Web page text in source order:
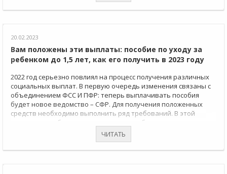
20.02.2023
Вам положены эти выплаты: пособие по уходу за
ребенком до 1,5 лет, как его получить в 2023 году
2022 год серьезно повлиял на процесс получения различных
социальных выплат. В первую очередь изменения связаны с
объединением ФСС И ПФР: теперь выплачивать пособия
будет новое ведомство – СФР. Для получения положенных
средств необходимо выполнить ряд требований. В этой
статье мы разберем, как получить пособие по уходу за
ребенком до 1,5 лет и на какие суммы можно рассчитывать в
ЧИТАТЬ